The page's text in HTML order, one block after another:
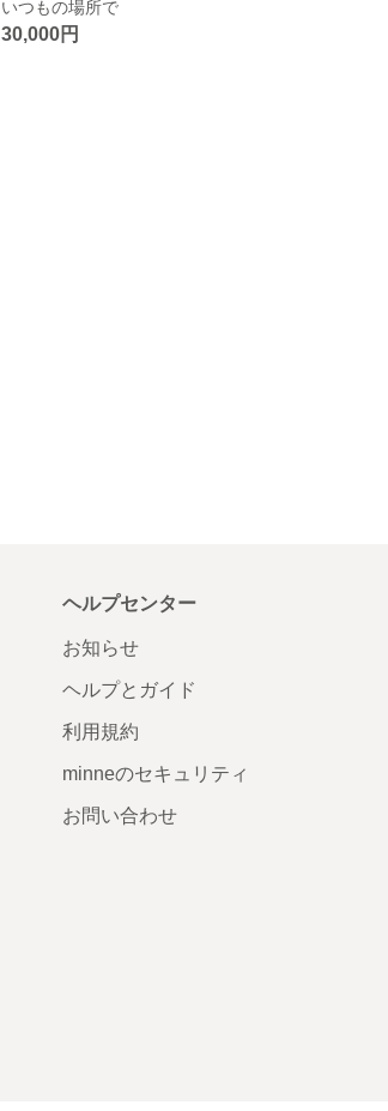
いつもの場所で
30,000円
ヘルプセンター
お知らせ
ヘルプとガイド
利用規約
minneのセキュリティ
お問い合わせ